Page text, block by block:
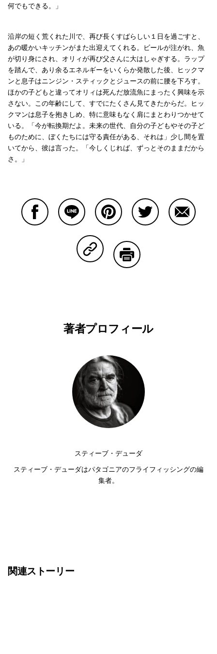
何でもできる。」
沿岸の短く荒くれた川で、再び長くすばらしい１日を過ごすと、
あの暖かいキッチンがまた出迎えてくれる。ビールが注がれ、魚
が切り身にされ、オリィが再び父さんに大はしゃぎする。ラップ
を踏んで、あり余るエネルギーをいくらか発散した後、ヒックマ
ンと息子はニンジン・スティックとジュースの前に腰を下ろす。
ほかの子どもと違ってオリィは死んだ放流魚にまったく興味を示
さない。この年齢にして、すでにたくさん見てきたからだ。ヒッ
クマンは息子を抱きしめ、特に意味もなく肩にまとわりつかせて
いる。「今が転換期だよ。未来の世代、自分の子どもやその子ど
ものために、ぼくたちには守る責任がある、それは」少し間を置
いてから、彼は言った。「今しくじれば、ずっとそのままだから
さ。」
Copy Linkで共有する
著者プロフィール
スティーブ・デューダ
スティーブ・デューダはパタゴニアのフライフィッシングの編
集者。
関連ストーリー